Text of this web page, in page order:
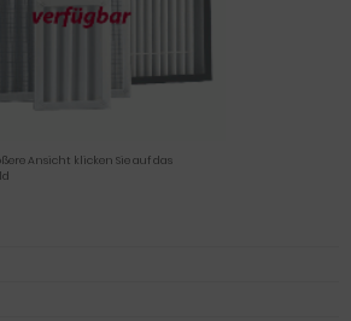
Ansicht klicken Sie auf das